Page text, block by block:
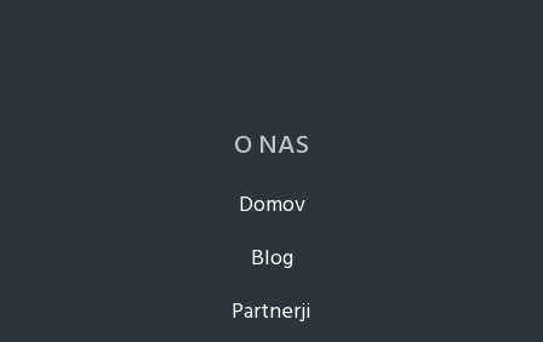
O NAS
Domov
Blog
Partnerji